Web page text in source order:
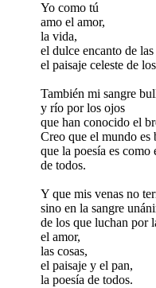
Yo como tú
amo el amor,
la vida,
el dulce encanto de las
el paisaje celeste de
También mi sangre
y río por los ojos
que han conocido el
Creo que el mundo es
que la poesía es como
de todos.
Y que mis venas no
sino en la sangre
de los que luchan por
el amor,
las cosas,
el paisaje y el pan,
la poesía de todos.